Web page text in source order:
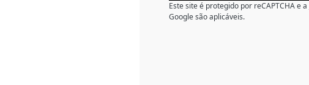
Este site é protegido por reCAPTCHA e a
Google são aplicáveis.